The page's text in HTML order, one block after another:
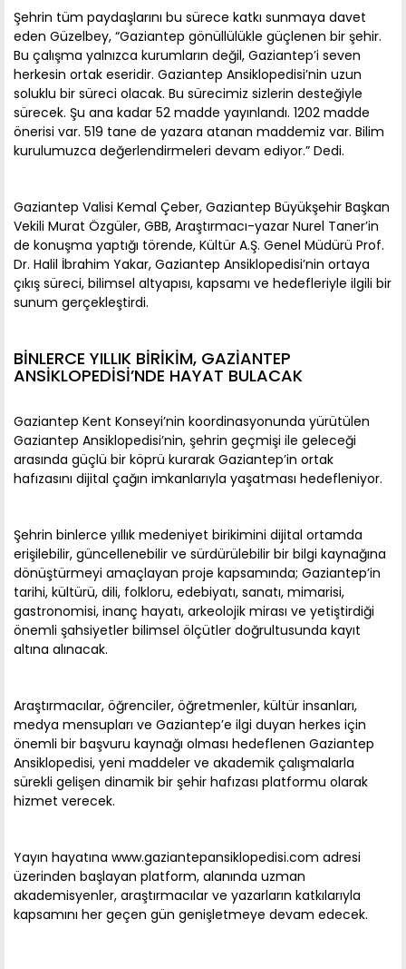
Şehrin tüm paydaşlarını bu sürece katkı sunmaya davet
eden Güzelbey, “Gaziantep gönüllülükle güçlenen bir şehir.
Bu çalışma yalnızca kurumların değil, Gaziantep’i seven
herkesin ortak eseridir. Gaziantep Ansiklopedisi’nin uzun
soluklu bir süreci olacak. Bu sürecimiz sizlerin desteğiyle
sürecek. Şu ana kadar 52 madde yayınlandı. 1202 madde
önerisi var. 519 tane de yazara atanan maddemiz var. Bilim
kurulumuzca değerlendirmeleri devam ediyor.” Dedi.
Gaziantep Valisi Kemal Çeber, Gaziantep Büyükşehir Başkan
Vekili Murat Özgüler, GBB, Araştırmacı-yazar Nurel Taner’in
de konuşma yaptığı törende, Kültür A.Ş. Genel Müdürü Prof.
Dr. Halil İbrahim Yakar, Gaziantep Ansiklopedisi’nin ortaya
çıkış süreci, bilimsel altyapısı, kapsamı ve hedefleriyle ilgili bir
sunum gerçekleştirdi.
BİNLERCE YILLIK BİRİKİM, GAZİANTEP
ANSİKLOPEDİSİ’NDE HAYAT BULACAK
Gaziantep Kent Konseyi’nin koordinasyonunda yürütülen
Gaziantep Ansiklopedisi’nin, şehrin geçmişi ile geleceği
arasında güçlü bir köprü kurarak Gaziantep’in ortak
hafızasını dijital çağın imkanlarıyla yaşatması hedefleniyor.
Şehrin binlerce yıllık medeniyet birikimini dijital ortamda
erişilebilir, güncellenebilir ve sürdürülebilir bir bilgi kaynağına
dönüştürmeyi amaçlayan proje kapsamında; Gaziantep’in
tarihi, kültürü, dili, folkloru, edebiyatı, sanatı, mimarisi,
gastronomisi, inanç hayatı, arkeolojik mirası ve yetiştirdiği
önemli şahsiyetler bilimsel ölçütler doğrultusunda kayıt
altına alınacak.
Araştırmacılar, öğrenciler, öğretmenler, kültür insanları,
medya mensupları ve Gaziantep’e ilgi duyan herkes için
önemli bir başvuru kaynağı olması hedeflenen Gaziantep
Ansiklopedisi, yeni maddeler ve akademik çalışmalarla
sürekli gelişen dinamik bir şehir hafızası platformu olarak
hizmet verecek.
Yayın hayatına www.gaziantepansiklopedisi.com adresi
üzerinden başlayan platform, alanında uzman
akademisyenler, araştırmacılar ve yazarların katkılarıyla
kapsamını her geçen gün genişletmeye devam edecek.